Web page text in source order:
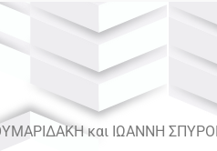
και ΙΩΑΝΝΗ